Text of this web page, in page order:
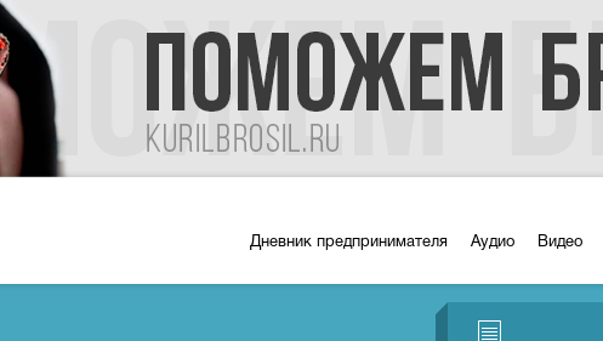
Дневник предпринимателя Аудио Видео